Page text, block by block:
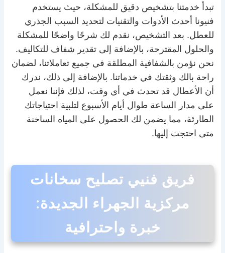
تبدأ خدمتنا بتشخيص دقيق للمشكلة، حيث يستخدم
فنيونا أحدث الأدوات والتقنيات لتحديد السبب الجذري
للعطل. بعد التشخيص، نقدم لك شرحًا واضحًا للمشكلة
والحلول المقترحة، بالإضافة إلى تقدير شفاف للتكاليف.
نحن نؤمن بالشفافية المطلقة في جميع تعاملاتنا، لضمان
راحة بالك وثقتك في خدماتنا. بالإضافة إلى ذلك، ندرك
أن الأعطال قد تحدث في أي وقت، لذلك فإننا نعمل
على مدار الساعة طوال أيام الأسبوع لتلبية احتياجاتك
الطارئة، مما يضمن لك الحصول على المياه الساخنة
متى احتجت إليها.
فريق فنيي تصليح سخانات
مركزية الجهراء الجديدة:
خبرة واحترافية